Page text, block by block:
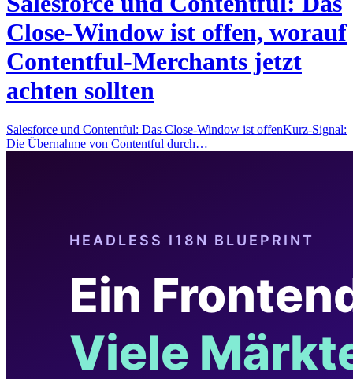
Close-Window ist offen, worauf
Contentful-Merchants jetzt
achten sollten
Salesforce und Contentful: Das Close-Window ist offenKurz-Signal:
Die Übernahme von Contentful durch…